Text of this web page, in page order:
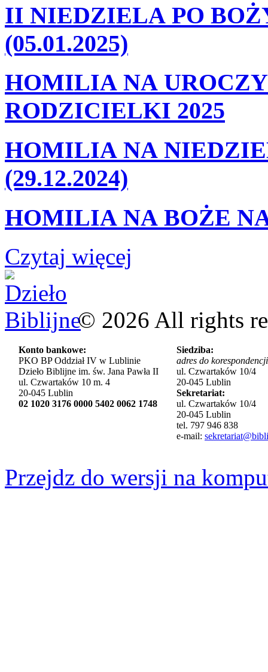
II NIEDZIELA PO
(05.01.2025)
HOMILIA NA
RODZICIELKI 2025
HOMILIA NA
(29.12.2024)
HOMILIA NA BOŻE
Czytaj więcej
© 2026 All rights
Konto bankowe:
PKO BP Oddział IV w Lublinie
Dzieło Biblijne im. św. Jana Pawła II
ul. Czwartaków 10 m. 4
20-045 Lublin
02 1020 3176 0000 5402 0062 1748
Siedziba:
adres do
ul. Czwartaków 10/4
20-045 Lublin
Sekretariat:
ul. Czwartaków 10/4
20-045 Lublin
tel. 797 946 838
e-mail:
Przejdz do wersji na